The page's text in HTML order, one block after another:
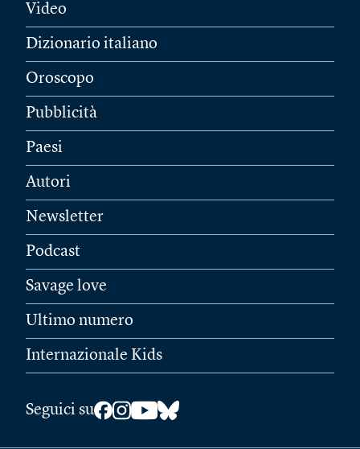
Video
Dizionario italiano
Oroscopo
Pubblicità
Paesi
Autori
Newsletter
Podcast
Savage love
Ultimo numero
Internazionale Kids
Seguici su